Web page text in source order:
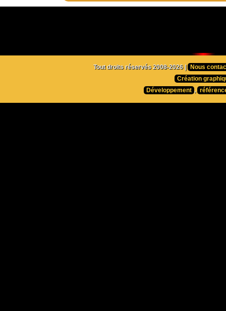
Tout droits réservés 2008-2026 |
Nous
Création
Développement ,